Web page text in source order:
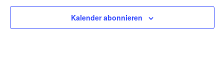
Kalender abonnieren